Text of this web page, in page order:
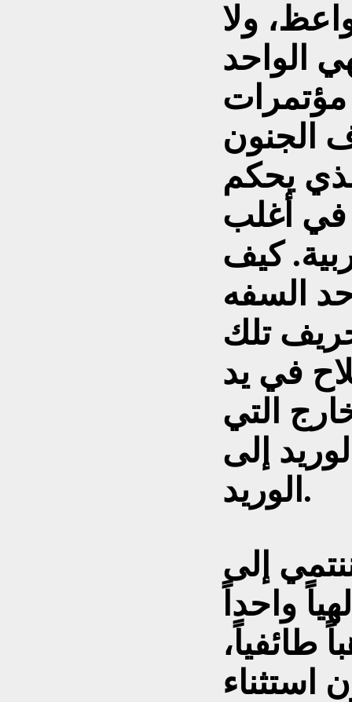
ولا
الواحد
مؤتمرات
الجنون
يحكم
في أغلب
كيف
السفه
تلك
في يد
التي
إلى
الوريد.
إلى
واحداً
طائفياً،